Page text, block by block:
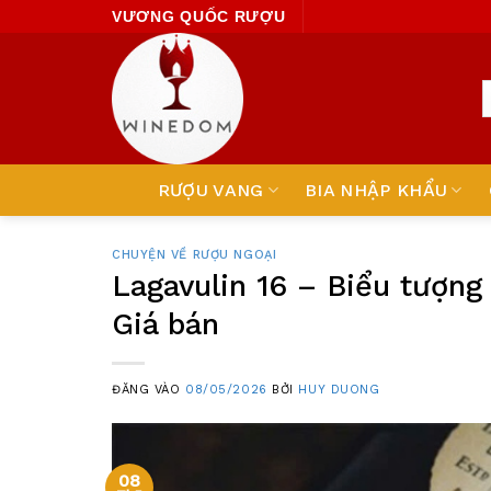
to
VƯƠNG QUỐC RƯỢU
RƯỢU VANG BIA NHẬP KHẨU
CHUYỆN VỀ RƯỢU NGOẠI
Lagavulin 16 – Biểu
Giá bán
ĐĂNG VÀO 08/05/2026 BỞI HUY DUONG
08